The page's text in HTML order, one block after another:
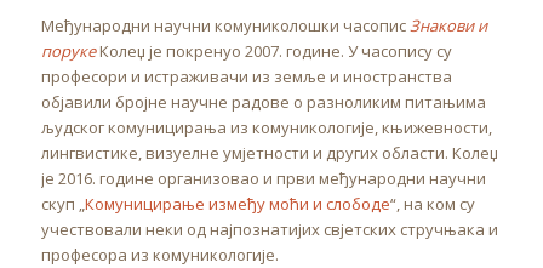
Међународни научни комуниколошки часописЗнакови и
порукеКолеџ је покренуо 2007. године. У часопису су
професори и истраживачи из земље и иностранства
објавили бројне научне радове о разноликим питањима
људског комуницирања из комуникологије, књижевности,
лингвистике, визуелне умјетности и других области. Колеџ
је 2016. године организовао и први међународни научни
скуп „Комуницирање између моћи и слободе“, на ком су
учествовали неки од најпознатијих свјетских стручњака и
професора из комуникологије.